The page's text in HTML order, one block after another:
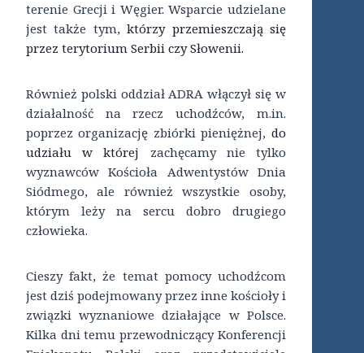
terenie Grecji i Węgier. Wsparcie udzielane
jest także tym,którzy przemieszczają się
przez terytorium Serbii czy Słowenii.
Również polski oddział ADRA włączył się w
działalność na rzecz uchodźców, m.in.
poprzez organizację zbiórki pieniężnej, do
udziału w której zachęcamy nie tylko
wyznawców Kościoła Adwentystów Dnia
Siódmego, ale również wszystkie osoby,
którym leży na sercu dobro drugiego
człowieka.
Cieszy fakt, że temat pomocy uchodźcom
jest dziś podejmowany przez inne kościoły i
związki wyznaniowe działające w Polsce.
Kilka dni temu przewodniczący Konferencji